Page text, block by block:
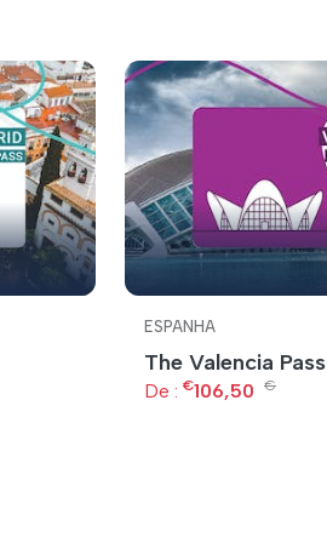
ESPANHA
The Valencia Pass
De : €106,50 €